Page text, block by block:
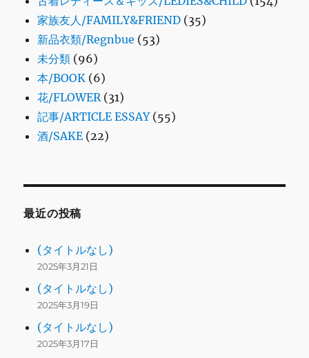
家族友人/FAMILY&FRIEND (35)
新品衣類/Regnbue (53)
未分類 (96)
本/BOOK (6)
花/FLOWER(31)
記事/ARTICLE ESSAY(55)
酒/SAKE (22)
最近の投稿
(タイトルなし)
2025年3月21日
(タイトルなし)
2025年3月19日
(タイトルなし)
2025年3月17日